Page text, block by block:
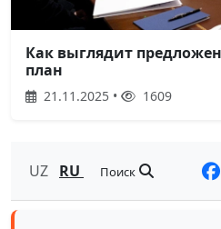
Как выглядит
план
21.11.2025 • 1609
UZ RU Поиск